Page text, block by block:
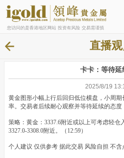
您访问的是香港地区网站 投资有风险 交易需谨慎
直播
卡卡：等待延
2025/8/19
黄金图形小幅上行后回归低位横盘，小周
率。交易者后续耐心观察并等待延续的态度
策略：黄金：3337.6附近或以上可考虑轻仓
3327.0-3308.0附近。（12:59）
个人建议 仅供参考 据此交易 风险自担 不含